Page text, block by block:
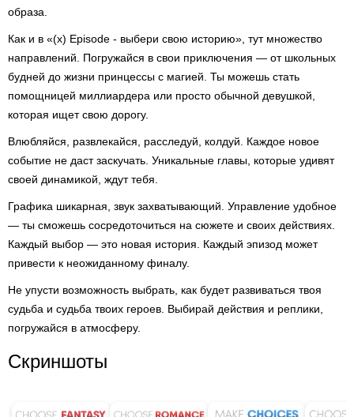
образа.
Как и в «(x) Episode - выбери свою историю», тут множество
направлений. Погружайся в свои приключения — от школьных
будней до жизни принцессы с магией. Ты можешь стать
помощницей миллиардера или просто обычной девушкой,
которая ищет свою дорогу.
Влюбляйся, развлекайся, расследуй, колдуй. Каждое новое
событие не даст заскучать. Уникальные главы, которые удивят
своей динамикой, ждут тебя.
Графика шикарная, звук захватывающий. Управление удобное
— ты сможешь сосредоточиться на сюжете и своих действиях.
Каждый выбор — это новая история. Каждый эпизод может
привести к неожиданному финалу.
Не упусти возможность выбрать, как будет развиваться твоя
судьба и судьба твоих героев. Выбирай действия и реплики,
погружайся в атмосферу.
Скриншоты